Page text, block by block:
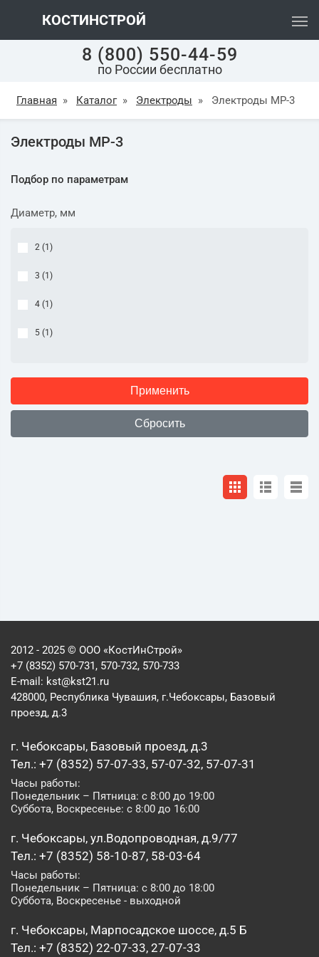
КОСТИНСТРОЙ
8 (800) 550-44-59
по России бесплатно
Главная » Каталог » Электроды » Электроды МР-3
Электроды МР-3
Подбор по параметрам
Диаметр, мм
2 (1 )
3 (1 )
4 (1 )
5 (1 )
2012 - 2025 © ООО «КостИнСтрой»
+7 (8352) 570-731, 570-732, 570-733
E-mail: kst@kst21.ru
428000, Республика Чувашия, г.Чебоксары, Базовый
проезд, д.3
г. Чебоксары, Базовый проезд, д.3
Тел.: +7 (8352) 57-07-33, 57-07-32, 57-07-31
Часы работы:
Понедельник – Пятница: с 8:00 до 19:00
Суббота, Воскресенье: с 8:00 до 16:00
г. Чебоксары, ул.Водопроводная, д.9/77
Тел.: +7 (8352) 58-10-87, 58-03-64
Часы работы:
Понедельник – Пятница: с 8:00 до 18:00
Суббота, Воскресенье - выходной
г. Чебоксары, Марпосадское шоссе, д.5 Б
Тел.: +7 (8352) 22-07-33, 27-07-33